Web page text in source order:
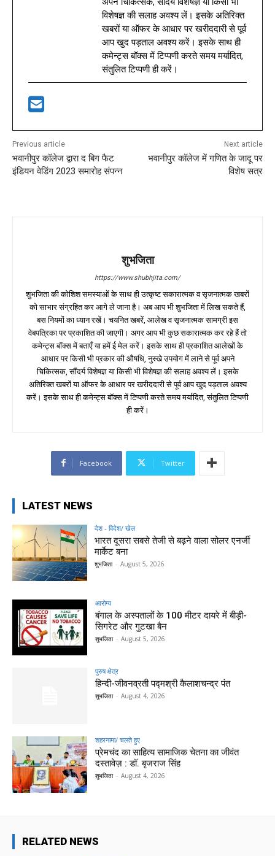
विशेषज्ञ की सलाह अवश्य लें। इसके अतिरिक्त
खबरों या ऑफर के आधार पर खरीददारी से पूर्व
आप खुद पड़ताल अवश्य करें। इसके साथ ही
कमेन्ट्स बॉक्स में टिप्पणी करते समय मर्यादित,
संतुलित टिप्पणी ही करें।
Previous article
भवानीपुर कॉलेज द्वारा द बिग फैट
इंडियन वेडिंग 2023 समारोह संपन्न
Next article
भवानीपुर कॉलेज में गणित के जादू पर
विशेष सत्र
शुभजिता
https://www.shubhjita.com/
शुभजिता की कोशिश समस्याओं के साथ ही उत्कृष्ट सकारात्मक व सृजनात्मक खबरों
को साभार संग्रहित कर आगे ले जाना है। अब आप भी शुभजिता में लिख सकते हैं,
बस नियमों का ध्यान रखें। चयनित खबरें, आलेख व सृजनात्मक सामग्री इस
वेबपत्रिका पर प्रकाशित की जाएगी। अगर आप भी कुछ सकारात्मक कर रहे हैं तो
कमेन्ट्स बॉक्स में बताएँ या हमें ई मेल करें। इसके साथ ही प्रकाशित आलेखों के
आधार पर किसी भी प्रकार की औषधि, नुस्खे उपयोग में लाने से पूर्व अपने
चिकित्सक, सौंदर्य विशेषज्ञ या किसी भी विशेषज्ञ की सलाह अवश्य लें। इसके
अतिरिक्त खबरों या ऑफर के आधार पर खरीददारी से पूर्व आप खुद पड़ताल अवश्य
करें। इसके साथ ही कमेन्ट्स बॉक्स में टिप्पणी करते समय मर्यादित, संतुलित टिप्पणी
ही करें।
Facebook Twitter
LATEST NEWS
देश - विदेश/ खेल
भारत दूसरा सबसे तेजी से बढ़ने वाला सोलर एनर्जी
मार्केट बना
शुभजिता - August 5, 2026
आरोग्य
बंगाल के अस्पतालों के 100 मीटर दायरे में बीड़ी-
सिगरेट और गुटखा बैन
शुभजिता - August 5, 2026
पुरुष क्षेत्र
हिन्‍दी-जीवनव्रती पद्मश्री कैलाशचन्‍द्र पंत
शुभजिता - August 4, 2026
शहरनामा/ चलते हुए
प्रेमचंद का साहित्य सामाजिक चेतना का जीवंत
दस्तावेज़ : डॉ. बृजराज सिंह
शुभजिता - August 4, 2026
RELATED NEWS